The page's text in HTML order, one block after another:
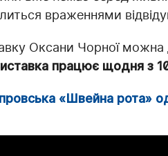
враженнями
Оксани Чорної можна
працює щодня з
«Швейна рота»